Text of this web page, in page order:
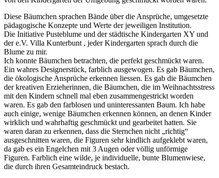
Diese Bäumchen sprachen Bände über die Ansprüche, umgesetzte
pädagogische Konzepte und Werte der jeweiligen Institution.
Die Initiative Pusteblume und der städtische Kindergarten XY und
der e.V. Villa Kunterbunt , jeder Kindergarten sprach durch die
Blume zu mir.
Ich konnte Bäumchen betrachten, die perfekt geschmückt waren.
Ein wahres Designerstück, farblich ausgewogen. Es gab Bäumchen,
die ökologische Ansprüche erkennen liessen. Es gab die Bäumchen
der kreativen Erzieherinnen, die Bäumchen, die im Weihnachtsstress
mit den Kindern schnell mal eben zusammengestrickt worden
waren. Es gab den farblosen und uninteressanten Baum. Ich habe
auch einige, wenige Bäumchen erkennen können, an denen Kinder
wirklich und wahrhaftig geschmückt und gearbeitet hatten. Sie
waren daran zu erkennen, dass die Sternchen nicht „richtig“
ausgeschnitten waren, die Figuren sehr kindlich aufgeklebt waren,
da gab es ein Engelchen mit 3 Augen oder völlig unförmige
Figuren. Farblich eine wilde, je individuelle, bunte Blumenwiese,
die durch ihren Gesamteindruck bestach.